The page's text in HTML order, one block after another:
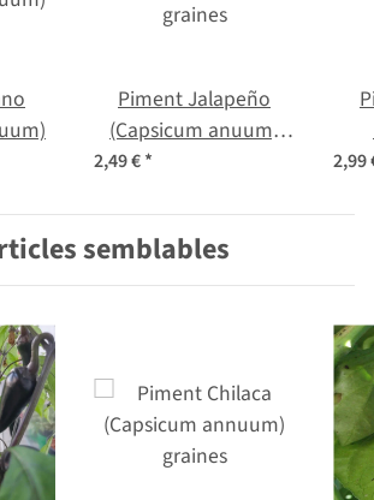
Piment Jalapeño
(Capsicum anuum)
2,49 €* 2,99
semblables